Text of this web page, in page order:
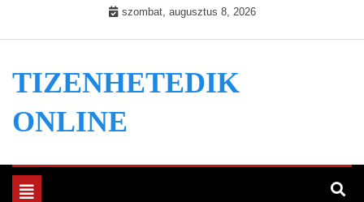
szombat, augusztus 8, 2026
TIZENHETEDIK
ONLINE
Toggle